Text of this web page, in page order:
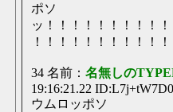
ポソ
ッ！！！！！！！！！
！！！！！！！！！！
34 名前： 名無しの
19:16:21.22 ID:L7j+tW7D0
ウムロッポソ